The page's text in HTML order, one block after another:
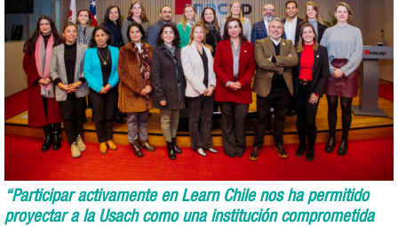
“Participar activamente en Learn Chile nos ha permitido
proyectar a la Usach como una institución comprometida